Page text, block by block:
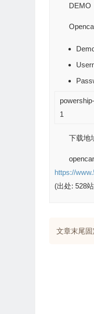
DEMO
1
下载地
https://
(出处: 528
文章末尾固